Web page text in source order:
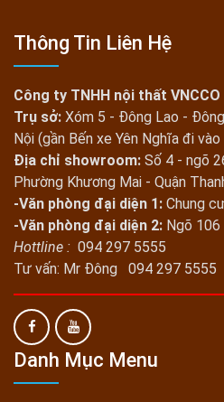
Thông Tin Liên Hệ
Công ty TNHH nội thất VNCCO
Trụ sở: Xóm 5 - Đông Lao -
Nội (gần Bến xe Yên Nghĩa đi
Địa chỉ showroom: Số 4 - ngõ
Phường Khương Mai - Quận
-Văn phòng đại diện 1: Chung
-Văn phòng đại diện 2: Ngõ 106
Hottline : 094 297 5555
Tư vấn: Mr Đông 094 297 5555
Danh Mục Menu